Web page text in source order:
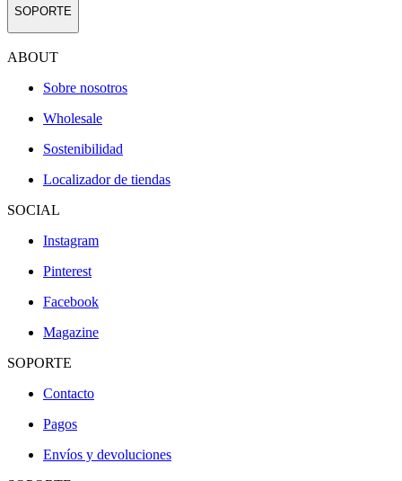
SOPORTE
ABOUT
Sobre nosotros
Wholesale
Sostenibilidad
Localizador de tiendas
SOCIAL
Instagram
Pinterest
Facebook
Magazine
SOPORTE
Contacto
Pagos
Envíos y devoluciones